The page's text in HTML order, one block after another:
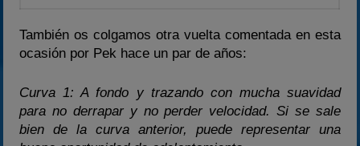
También os colgamos otra vuelta comentada en esta
ocasión por Pek hace un par de años:
Curva 1: A fondo y trazando con mucha suavidad
para no derrapar y no perder velocidad. Si se sale
bien de la curva anterior, puede representar una